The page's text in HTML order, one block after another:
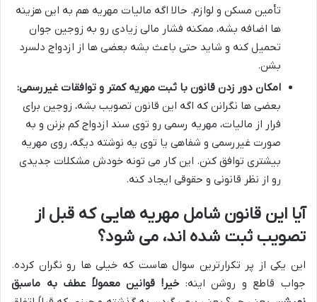
تأمین مسکن و لوازم. حالا اگه مالیات مهریه هم به این هزینه
ها اضافه بشه، ممکنه فشار مالی زیادی رو به زوجین جوان
تحمیل کنه و شاید حتی باعث بشه بعضی ها از ازدواج دلسرد
بشن.
امکان دور زدن قانون با ثبت مهریه کمتر و توافقات غیررسمی:
بعضی ها نگرانن که اگه این قانون تصویب بشه، زوجین برای
فرار از مالیات، مهریه رسمی رو توی سند ازدواج کم بزنن و به
صورت غیررسمی و شفاهی یا توی یه نوشته دیگه، روی مهریه
بیشتری توافق کنن. این کار می تونه خودش مشکلات جدیدی
رو از نظر قانونی و حقوقی ایجاد کنه.
آیا این قانون شامل مهریه هایی که قبل از
تصویب ثبت شده اند، می شود؟
این یکی از پر تکرارترین سوال هاست که خیلی ها رو نگران کرده.
جواب قاطع و روشن اینه: خیر! قوانین معمولاً عطف به ماسبق